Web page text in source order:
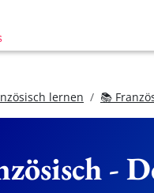
lernen 📚
-